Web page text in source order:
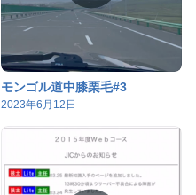
モンゴル道中膝栗毛#3
2023年6月12日